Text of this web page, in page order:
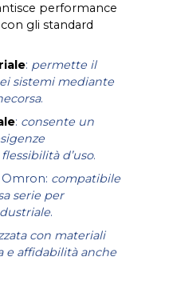
performance
gli standard
: permette il
sistemi mediante
.
: consente un
d’uso.
Omron: compatibile
serie per
.
con materiali
e affidabilità anche